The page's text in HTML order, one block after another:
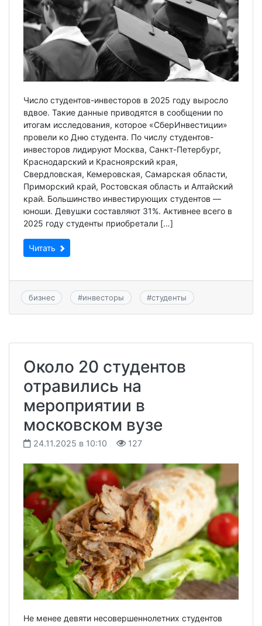
Число студентов-инвесторов в 2025 году выросло
вдвое. Такие данные приводятся в сообщении по
итогам исследования, которое «СберИнвестиции»
провели ко Дню студента. По числу студентов-
инвесторов лидируют Москва, Санкт-Петербург,
Краснодарский и Красноярский края,
Свердловская, Кемеровская, Самарская области,
Приморский край, Ростовская область и Алтайский
край. Большинство инвестирующих студентов —
юноши. Девушки составляют 31%. Активнее всего в
2025 году студенты приобретали […]
Читать
бизнес #инвесторы #студенты
Около 20 студентов
отравились на
мероприятии в
московском вузе
24.11.2025 в 10:10 127
Не менее девяти несовершеннолетних студентов